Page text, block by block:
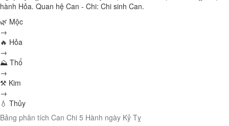
hành Hỏa. Quan hệ Can - Chi: Chi sinh Can.
🌿 Mộc
→
🔥 Hỏa
→
⛰ Thổ
→
⚒ Kim
→
💧 Thủy
Bảng phân tích Can Chi 5 Hành ngày Kỷ Tỵ